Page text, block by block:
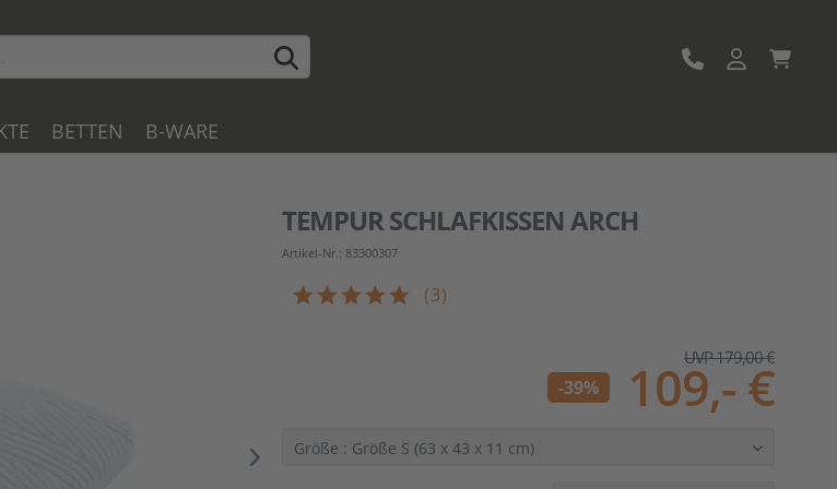
BETTEN B-WARE
TEMPURSCHLAFKISSEN ARCH
Artikel-Nr.: 83300307
(3)
-39%
UVP 179,00 €
109,- €